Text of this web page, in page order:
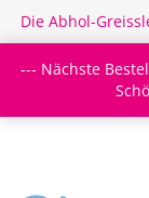
Die Abhol-
Login/
--- Nächste